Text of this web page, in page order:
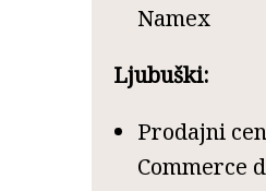
Namex
Ljubuški:
Prodajni
Commerce